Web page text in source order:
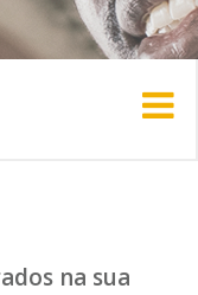
na sua